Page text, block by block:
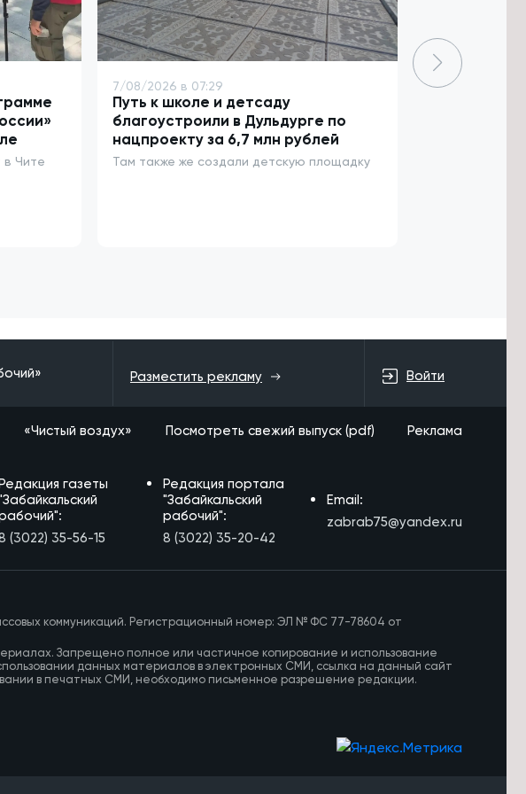
в Чите
7/08/2026 в 07:29
Путь к школе и детсаду
благоустроили в Дульдурге по
нацпроекту за 6,7 млн рублей
Там также же создали детскую площадку
7/08/2026 в
Разместить рекламу Войти
«Чистый воздух» Посмотреть свежий выпуск (pdf) Реклама
газеты
(3022) 35-56-15
Редакция портала
"Забайкальский
рабочий":
8 (3022) 35-20-42
Email:
zabrab75@yandex.ru
коммуникаций. Регистрационный номер: ЭЛ № ФС 77-78604 от
Запрещено полное или частичное копирование и использование
данных материалов в электронных СМИ, ссылка на данный сайт
в печатных СМИ, необходимо письменное разрешение редакции.